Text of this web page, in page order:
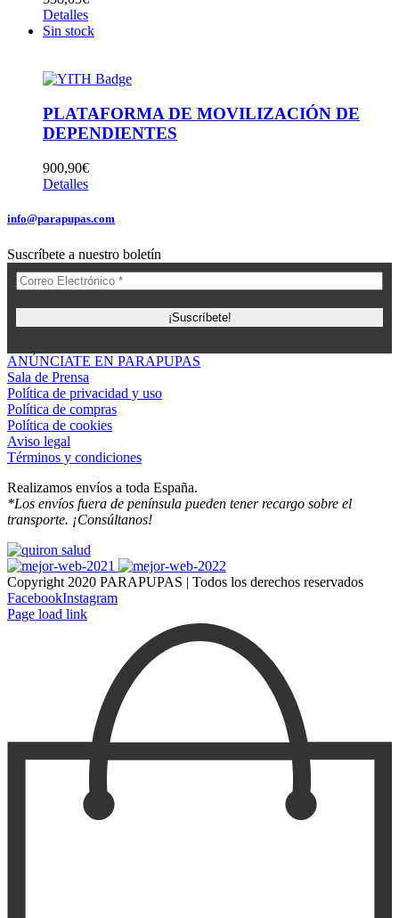
Detalles
Sin stock
PLATAFORMA DE MOVILIZACIÓN DE
DEPENDIENTES
900,90€
Detalles
info@parapupas.com
Suscríbete a nuestro boletín
ANÚNCIATE EN PARAPUPAS
Sala de Prensa
Política de privacidad y uso
Política de compras
Política de cookies
Aviso legal
Términos y condiciones
Realizamos envíos a toda España.
*Los envíos fuera de península pueden tener recargo sobre el
transporte. ¡Consúltanos!
Copyright 2020 PARAPUPAS | Todos los derechos reservados
FacebookInstagram
Page load link